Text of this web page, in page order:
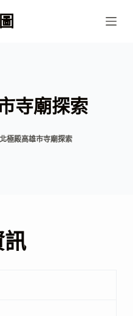
寺廟探索
北極殿高雄市寺廟探索